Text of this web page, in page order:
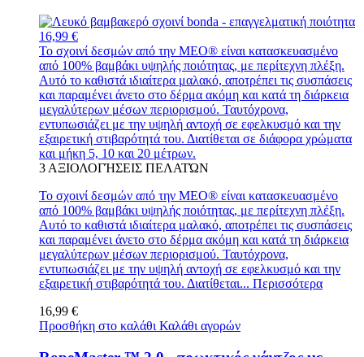
16,99 €
Το σχοινί δεσμών από την MEO® είναι κατασκευασμένο
από 100% βαμβάκι υψηλής ποιότητας, με περίτεχνη πλέξη.
Αυτό το καθιστά ιδιαίτερα μαλακό, αποτρέπει τις συσπάσεις
και παραμένει άνετο στο δέρμα ακόμη και κατά τη διάρκεια
μεγαλύτερων μέσων περιορισμού. Ταυτόχρονα,
εντυπωσιάζει με την υψηλή αντοχή σε εφελκυσμό και την
εξαιρετική στιβαρότητά του. Διατίθεται σε διάφορα χρώματα
και μήκη 5, 10 και 20 μέτρων.
3 ΑΞΙΟΛΟΓΉΣΕΙΣ ΠΕΛΑΤΏΝ
Το σχοινί δεσμών από την MEO® είναι κατασκευασμένο
από 100% βαμβάκι υψηλής ποιότητας, με περίτεχνη πλέξη.
Αυτό το καθιστά ιδιαίτερα μαλακό, αποτρέπει τις συσπάσεις
και παραμένει άνετο στο δέρμα ακόμη και κατά τη διάρκεια
μεγαλύτερων μέσων περιορισμού. Ταυτόχρονα,
εντυπωσιάζει με την υψηλή αντοχή σε εφελκυσμό και την
εξαιρετική στιβαρότητά του. Διατίθεται... Περισσότερα
16,99 €
Προσθήκη στο καλάθι Καλάθι αγορών